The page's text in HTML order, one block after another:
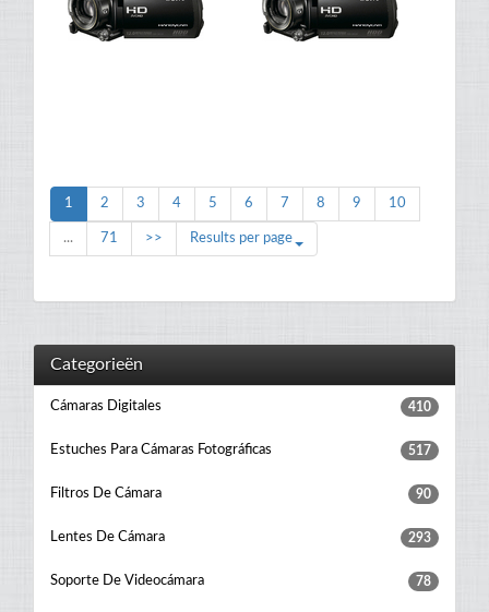
1 2 3 4 5 6 7 8 9 10
... 71 >> Results per page
Categorieën
Cámaras Digitales 410
Estuches Para Cámaras Fotográficas 517
Filtros De Cámara 90
Lentes De Cámara 293
Soporte De Videocámara 78